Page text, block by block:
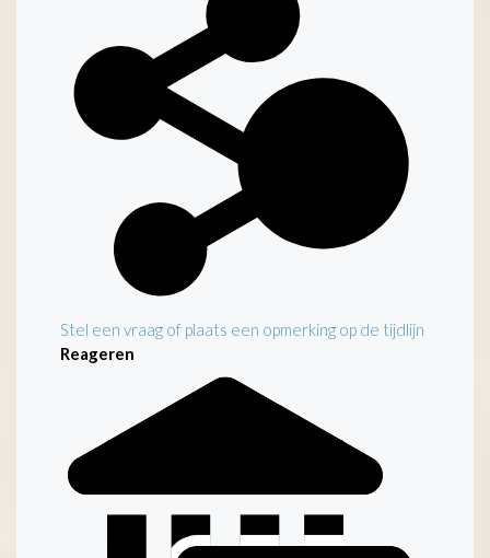
Stel een vraag of plaats een opmerking op de tijdlijn
Reageren